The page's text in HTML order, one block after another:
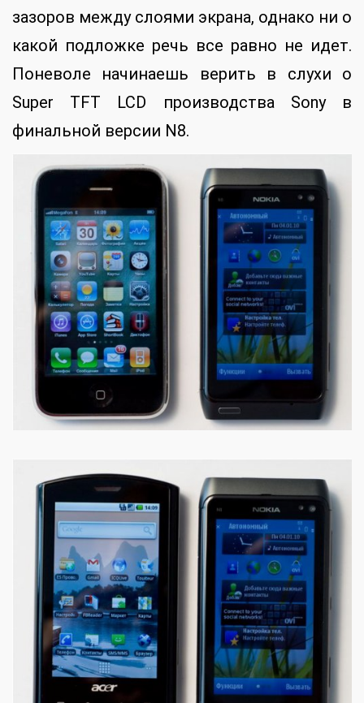
зазоров между слоями экрана, однако ни о
какой подложке речь все равно не идет.
Поневоле начинаешь верить в слухи о
Super TFT LCD производства Sony в
финальной версии N8.